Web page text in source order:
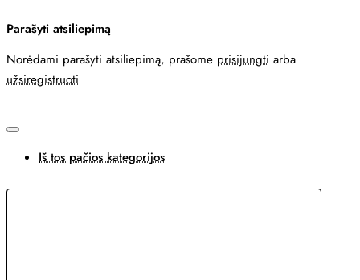
Parašyti atsiliepimą
Norėdami parašyti atsiliepimą, prašome prisijungti arba
užsiregistruoti
Iš tos pačios kategorijos